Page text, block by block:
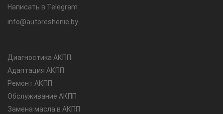
Написать в Telegram
info@autoreshenie.by
Диагностика АКПП
Адаптация АКПП
Ремонт АКПП
Обслуживание АКПП
Замена масла в АКПП